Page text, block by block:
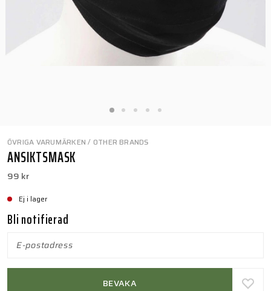
ÖVRIGA VARUMÄRKEN / OTHER BRANDS
ANSIKTSMASK
99 kr
Ej i lager
Bli notifierad
BEVAKA